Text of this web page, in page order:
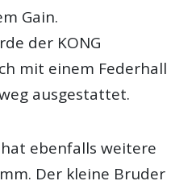
Gain.
der KONG
mit einem Federhall
ausgestattet.
ebenfalls weitere
Der kleine Bruder